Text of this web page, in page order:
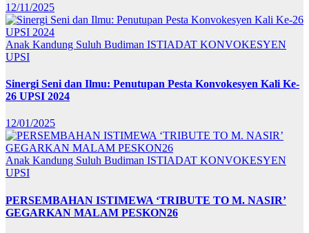
12/11/2025
Anak Kandung Suluh Budiman ISTIADAT KONVOKESYEN
UPSI
Sinergi Seni dan Ilmu: Penutupan Pesta Konvokesyen Kali Ke-
26 UPSI 2024
12/01/2025
Anak Kandung Suluh Budiman ISTIADAT KONVOKESYEN
UPSI
PERSEMBAHAN ISTIMEWA ‘TRIBUTE TO M. NASIR’
GEGARKAN MALAM PESKON26